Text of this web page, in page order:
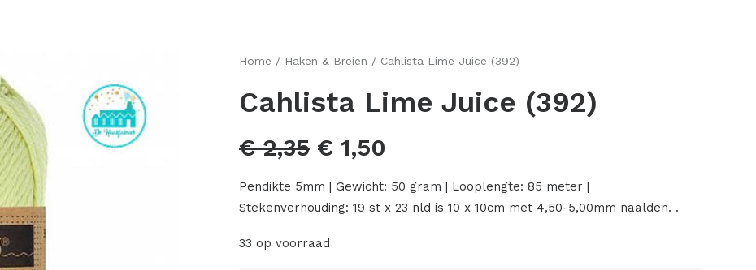
Home Haken & Breien Cahlista Lime Juice (392)
Cahlista Lime Juice (392)
€2,35 Oorspronkelijke
prijs
was:
€ 1,50
is:
Pendikte 5mm | Gewicht: 50 gram | Looplengte: 85 meter |
Stekenverhouding: 19 st x 23 nld is 10 x 10cm met 4,50-5,00mm naalden. .
33 op voorraad